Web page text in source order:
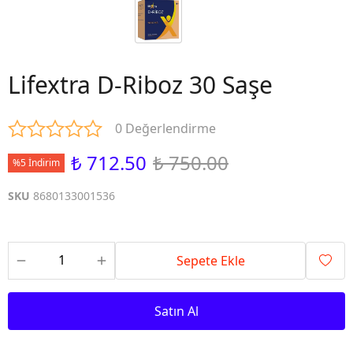
Lifextra D-Riboz 30 Saşe
0 Değerlendirme
%5 İndirim ₺ 712.50 ₺ 750.00
SKU 8680133001536
Sepete Ekle
Satın Al